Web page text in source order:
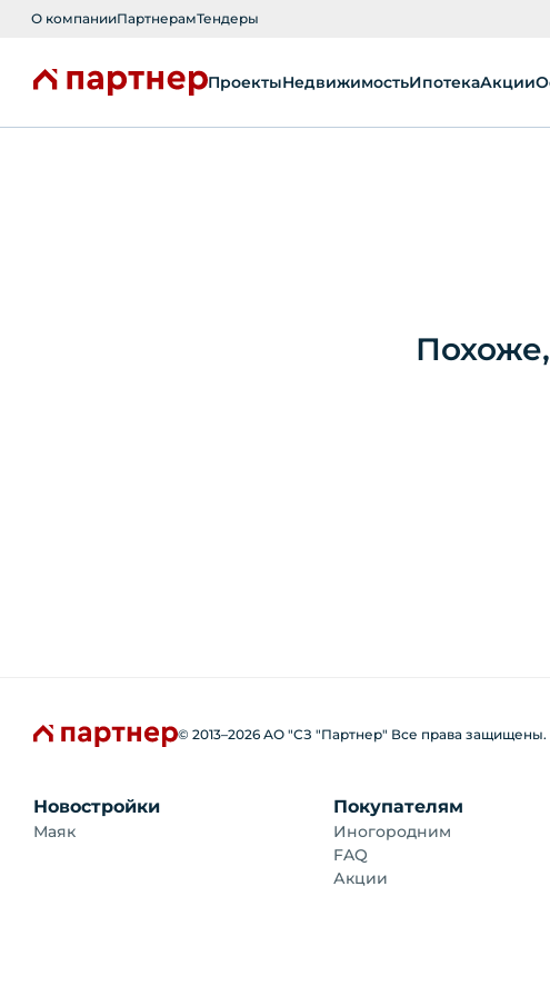
О компанииПартнерамТендеры
ПроектыНедвижимостьИпотекаАкции
© 2013–2026 АО "СЗ "Партнер" Все права защищены.
Новостройки
Маяк
Покупателям
Иногородним
FAQ
Акции